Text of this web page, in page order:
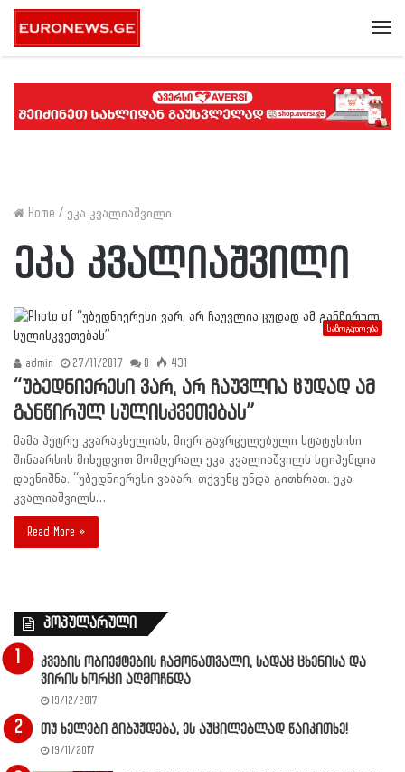
Home / ეკა კვალიაშვილი
ეკა კვალიაშვილი
საზოგადოება
admin 27/11/2017 0 431
“უბედნიერესი ვარ, არ ჩაუვლია ცუდად ამ
განწირულ სულისკვეთებას”
მამა პეტრე კვარაცხელიას, მიერ გავრცელებული სტატუსისი
შინაარსის მიხედვით მომღერალ ეკა კვალიაშვილს სტიპენდია
დაენიშნა. “უბედნიერესი ვააარ, თქვენც უნდა გითხრათ. ეკა
კვალიაშვილს…
Read More »
პოპულარული
კვების ობიექტების ჩამონათვალი, სადაც ცხენისა და
ვირის ხორცი აღმოჩნდა
19/12/2017
თუ ხელები გიბუჟდება, ეს აუცილებლად წაიკითხე!
19/11/2017